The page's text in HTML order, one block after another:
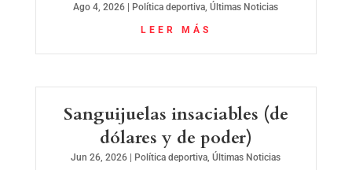
Ago 4, 2026 | Política deportiva ,Últimas Noticias
LEER MÁS
Sanguijuelas insaciables (de
dólares y de poder)
Jun 26, 2026 Política deportiva,Últimas Noticias